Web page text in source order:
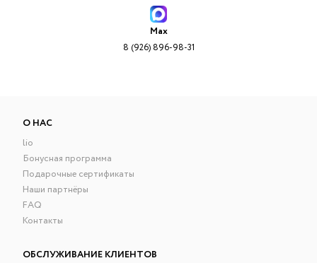
Max
8 (926) 896-98-31
О НАС
lio
Бонусная программа
Подарочные сертификаты
Наши партнёры
FAQ
Контакты
ОБСЛУЖИВАНИЕ КЛИЕНТОВ